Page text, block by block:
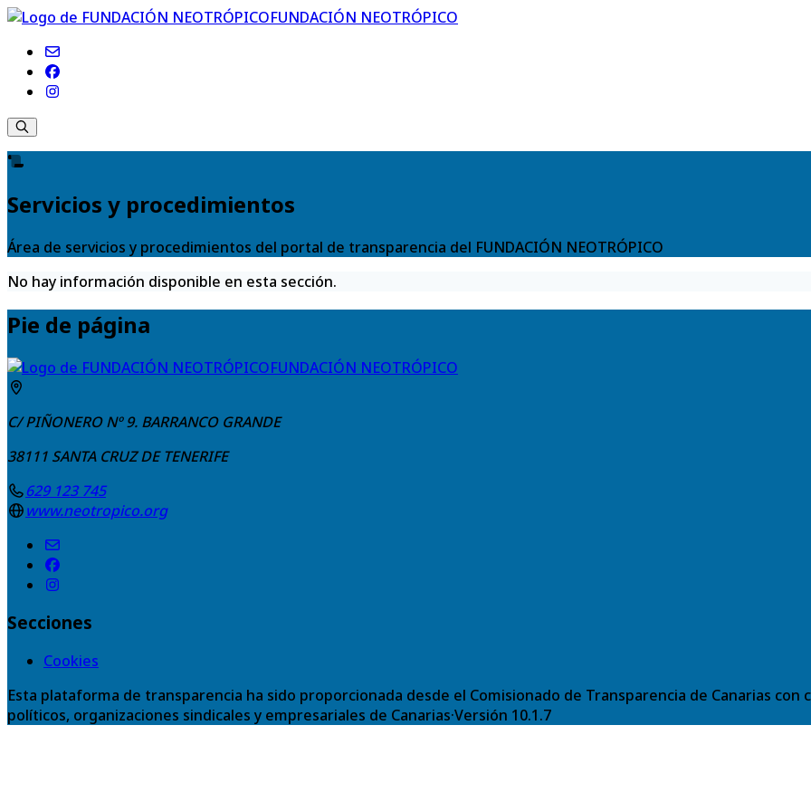
FUNDACIÓN NEOTRÓPICO
Servicios y procedimientos
Área de servicios y procedimientos del portal de transparencia del FUNDACIÓN NEOTRÓPICO
No hay información disponible en esta sección.
Pie de página
FUNDACIÓN NEOTRÓPICO
C/ PIÑONERO Nº 9. BARRANCO GRANDE
38111 SANTA CRUZ DE TENERIFE
629 123 745
www.neotropico.org
Secciones
Cookies
Esta plataforma de transparencia ha sido proporcionada desde el Comisionado de Transparencia de Canarias
políticos, organizaciones sindicales y empresariales de Canarias·Versión 10.1.7